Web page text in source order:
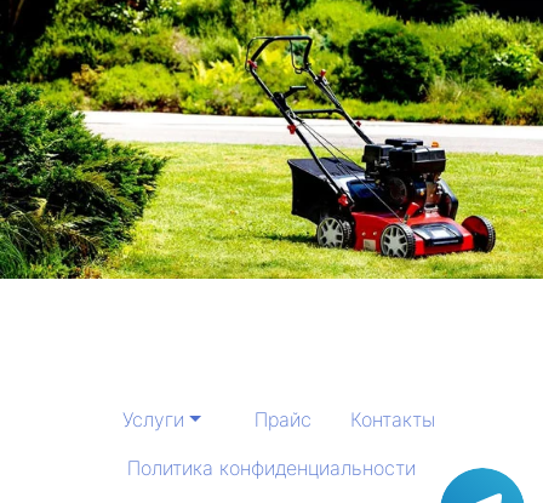
Услуги Прайс
Контакты
Политика конфиденциальности